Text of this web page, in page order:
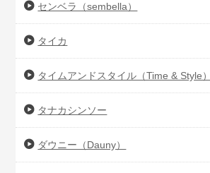
センベラ（sembella）
タイカ
タイムアンドスタイル（Time & Style）
タナカシンソー
ダウニー（Dauny）